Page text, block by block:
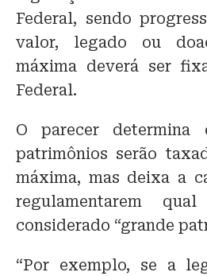
Federal, sendo
valor, legado ou
máxima deverá ser
Federal.
O parecer determina
patrimônios serão
máxima, mas deixa a
regulamentarem
considerado “grande
“Por exemplo, se a